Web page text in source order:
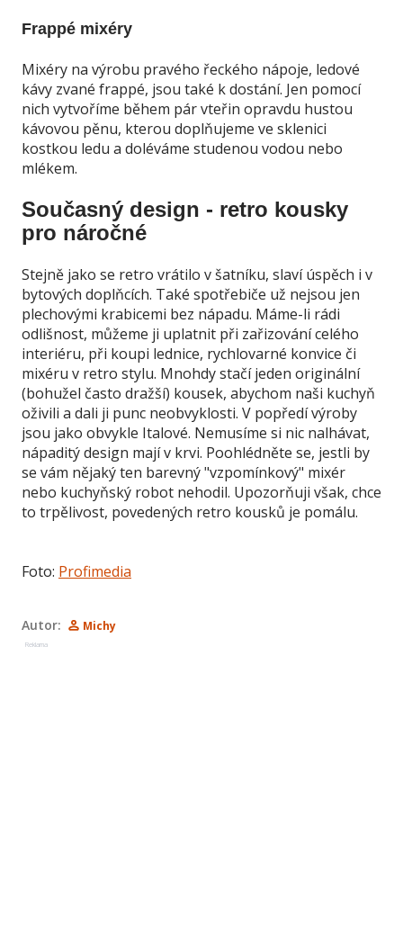
Frappé mixéry
Mixéry na výrobu pravého řeckého nápoje, ledové
kávy zvané frappé, jsou také k dostání. Jen pomocí
nich vytvoříme během pár vteřin opravdu hustou
kávovou pěnu, kterou doplňujeme ve sklenici
kostkou ledu a doléváme studenou vodou nebo
mlékem.
Současný design - retro kousky
pro náročné
Stejně jako se retro vrátilo v šatníku, slaví úspěch i v
bytových doplňcích. Také spotřebiče už nejsou jen
plechovými krabicemi bez nápadu. Máme-li rádi
odlišnost, můžeme ji uplatnit při zařizování celého
interiéru, při koupi lednice, rychlovarné konvice či
mixéru v retro stylu. Mnohdy stačí jeden originální
(bohužel často dražší) kousek, abychom naši kuchyň
oživili a dali ji punc neobvyklosti. V popředí výroby
jsou jako obvykle Italové. Nemusíme si nic nalhávat,
nápaditý design mají v krvi. Poohlédněte se, jestli by
se vám nějaký ten barevný "vzpomínkový" mixér
nebo kuchyňský robot nehodil. Upozorňuji však, chce
to trpělivost, povedených retro kousků je pomálu.
Foto: Profimedia
Autor: Michy
Reklama